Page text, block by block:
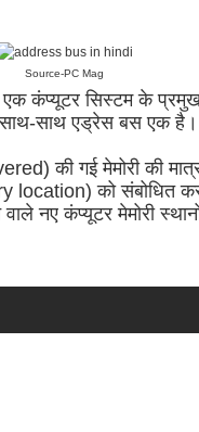
Source-PC Mag
एक कंप्यूटर सिस्टम के
साथ एड्रेस बस एक है।
की गई मेमोरी की
location) को
नए कंप्यूटर मेमोरी